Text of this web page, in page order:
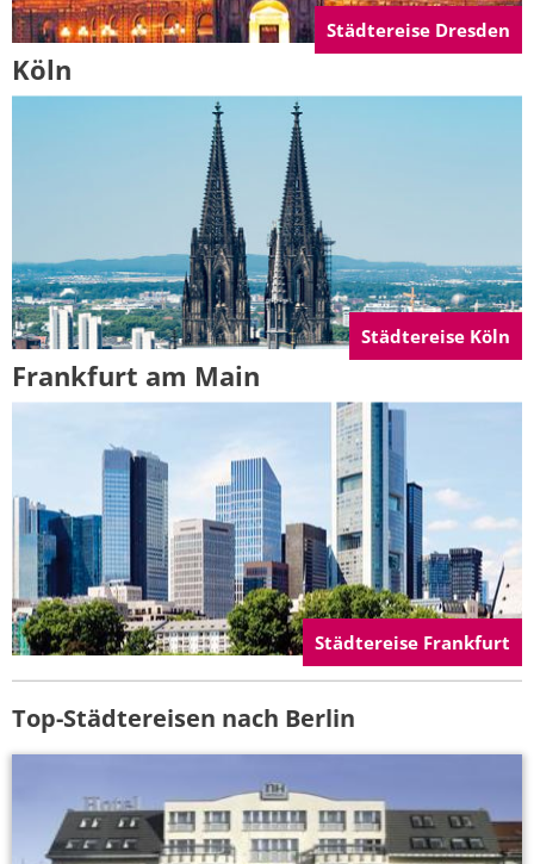
Städtereise Dresden
Köln
Städtereise Köln
Frankfurt am Main
Städtereise Frankfurt
Top-Städtereisen nach Berlin